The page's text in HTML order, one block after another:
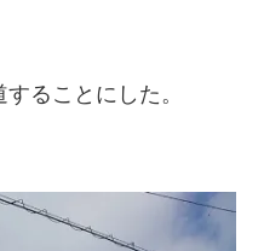
ることにした。